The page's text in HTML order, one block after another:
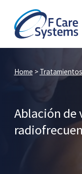
Home > Tratamientos
Ablación de